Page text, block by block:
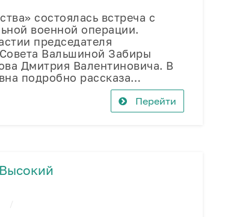
состоялась встреча с
военной операции.
председателя
Вальшиной Забиры
Дмитрия Валентиновича. В
подробно рассказа…
Перейти